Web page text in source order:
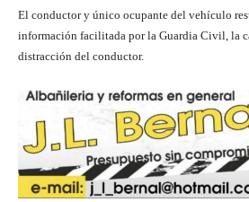
El conductor y único ocupante del vehículo
información facilitada por la Guardia Civil, la
distracción del conductor.